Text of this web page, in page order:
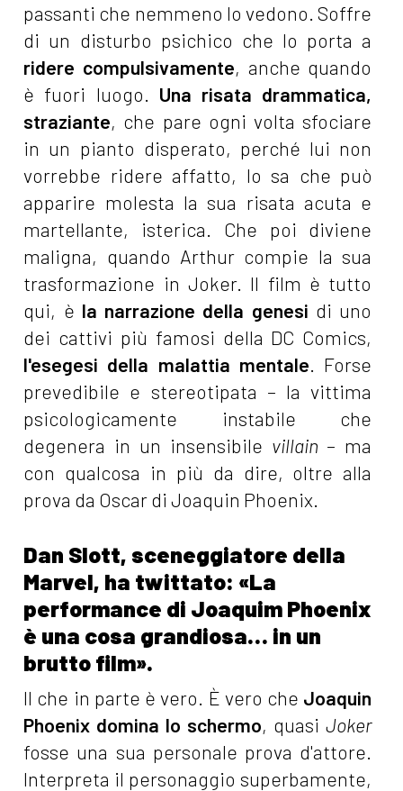
passanti che nemmeno lo vedono. Soffre
di un disturbo psichico che lo porta a
ridere compulsivamente, anche quando
è fuori luogo. Una risata drammatica,
straziante, che pare ogni volta sfociare
in un pianto disperato, perché lui non
vorrebbe ridere affatto, lo sa che può
apparire molesta la sua risata acuta e
martellante, isterica. Che poi diviene
maligna, quando Arthur compie la sua
trasformazione in Joker. Il film è tutto
qui, è la narrazione della genesi di uno
dei cattivi più famosi della DC Comics,
l'esegesi della malattia mentale . Forse
prevedibile e stereotipata – la vittima
psicologicamente instabile che
degenera in un insensibile villain – ma
con qualcosa in più da dire, oltre alla
prova da Oscar di Joaquin Phoenix.
Dan Slott, sceneggiatore della
Marvel, ha twittato: «La
performance di Joaquim Phoenix
è una cosa grandiosa… in un
brutto film».
Il che in parte è vero. È vero che Joaquin
Phoenix domina lo schermo, quasiJoker
fosse una sua personale prova d'attore.
Interpreta il personaggio superbamente,